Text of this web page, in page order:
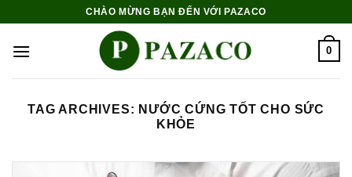
content
CHÀO MỪNG BẠN ĐẾN VỚI PAZACO
0
TAG ARCHIVES: NƯỚC CỨNG TỐT CHO SỨC
KHỎE